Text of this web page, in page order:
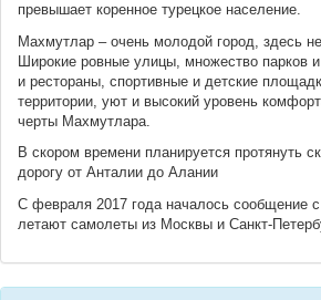
превышает коренное турецкое население.
Махмутлар – очень молодой город, здесь
Широкие ровные улицы, множество парков
и рестораны, спортивные и детские
территории, уют и высокий уровень
черты Махмутлара.
В скором времени планируется протянуть
дорогу от Анталии до Алании
С февраля 2017 года началось сообщение
летают самолеты из Москвы и Санкт-